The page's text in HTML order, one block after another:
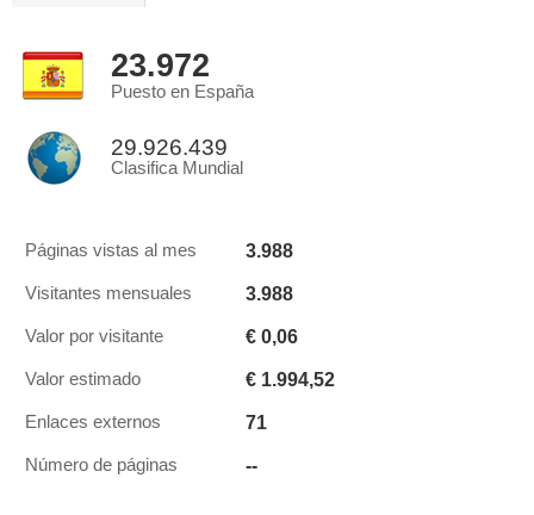
23.972
Puesto en España
29.926.439
Clasifica Mundial
Páginas vistas al mes 3.988
Visitantes mensuales 3.988
Valor por visitante € 0,06
Valor estimado € 1.994,52
Enlaces externos 71
Número de páginas --